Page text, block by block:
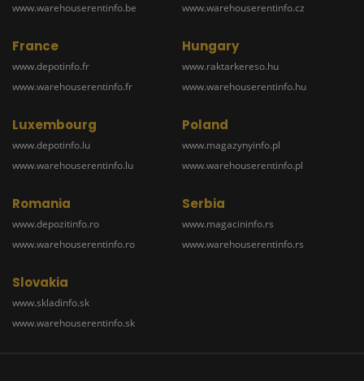
www.warehouserentinfo.be
www.warehouserentinfo.cz
France
www.depotinfo.fr
www.warehouserentinfo.fr
Hungary
www.raktarkereso.hu
www.warehouserentinfo.hu
Luxembourg
www.depotinfo.lu
www.warehouserentinfo.lu
Poland
www.magazynyinfo.pl
www.warehouserentinfo.pl
Romania
www.depozitinfo.ro
www.warehouserentinfo.ro
Serbia
www.magacininfo.rs
www.warehouserentinfo.rs
Slovakia
www.skladinfo.sk
www.warehouserentinfo.sk